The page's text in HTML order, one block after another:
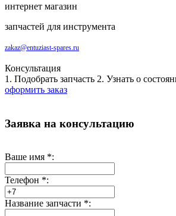
интернет магазин
запчастей для инструмента
zakaz@entuziast-spares.ru
Консультация
1. Подобрать запчасть 2. Узнать о
оформить заказ
Заявка на консультацию
Ваше имя *:
Телефон *:
Название запчасти *: